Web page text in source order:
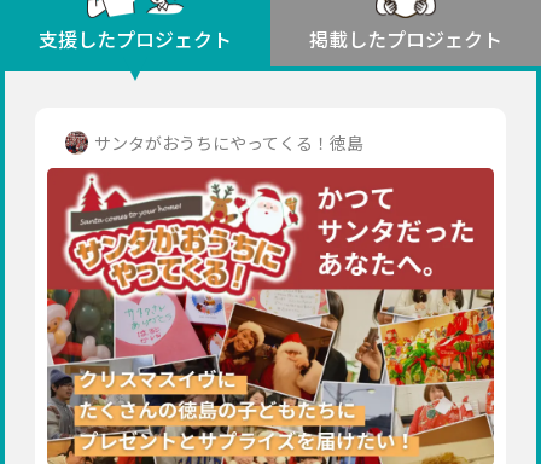
社会貢献
地域からさがす 北海道・東北
北海道
福島
関東
茨城
栃木
群馬
茨城 栃木 群馬
千葉
東京
神奈川
新潟 富山 石川 福井
山梨
長野
岐阜 静岡 愛知
三重 滋賀 京都 大阪
兵庫
奈良
和歌山
中国
鳥取 島根 岡山 広島 山口
四国
徳島 香川 愛媛 高知
九州・沖縄
支援したプロジェクト 掲載したプロジェクト
サンタがおうちにやってくる！徳島